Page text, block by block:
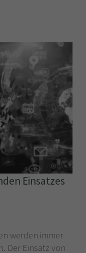
Einsatzes
werden immer
Der Einsatz von